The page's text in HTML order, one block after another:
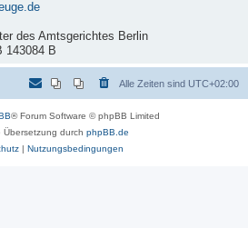
des Amtsgerichtes Berlin
143084 B
Alle Zeiten sind UTC+02:00
® Forum Software © phpBB Limited
Übersetzung durch phpBB.de
| Nutzungsbedingungen